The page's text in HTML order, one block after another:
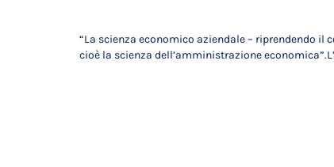
“La scienza economico aziendale – riprendendo il
cioè la scienza dell’amministrazione